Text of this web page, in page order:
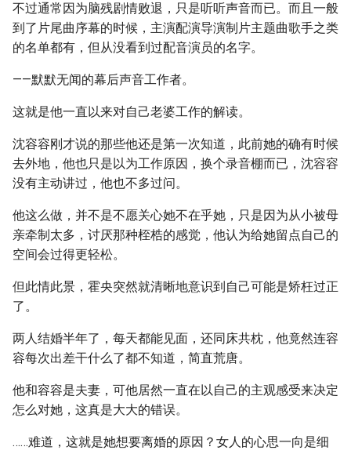
不过通常因为脑残剧情败退，只是听听声音而已。而且一般
到了片尾曲序幕的时候，主演配演导演制片主题曲歌手之类
的名单都有，但从没看到过配音演员的名字。
——默默无闻的幕后声音工作者。
这就是他一直以来对自己老婆工作的解读。
沈容容刚才说的那些他还是第一次知道，此前她的确有时候
去外地，他也只是以为工作原因，换个录音棚而已，沈容容
没有主动讲过，他也不多过问。
他这么做，并不是不愿关心她不在乎她，只是因为从小被母
亲牵制太多，讨厌那种桎梏的感觉，他认为给她留点自己的
空间会过得更轻松。
但此情此景，霍央突然就清晰地意识到自己可能是矫枉过正
了。
两人结婚半年了，每天都能见面，还同床共枕，他竟然连容
容每次出差干什么了都不知道，简直荒唐。
他和容容是夫妻，可他居然一直在以自己的主观感受来决定
怎么对她，这真是大大的错误。
……难道，这就是她想要离婚的原因？女人的心思一向是细